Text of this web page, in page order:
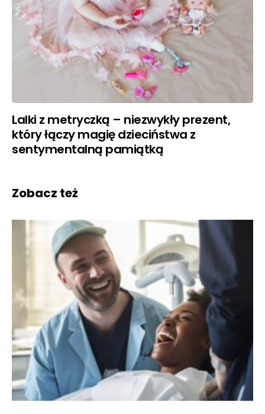
Lalki z metryczką – niezwykły prezent,
który łączy magię dzieciństwa z
sentymentalną pamiątką
Zobacz też